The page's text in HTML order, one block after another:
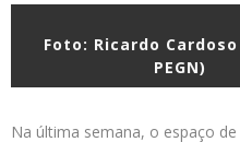
Foto: Ricardo
PEGN)
Na última semana, o espaço